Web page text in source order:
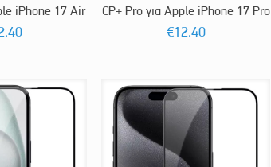
iPhone 17 Air
CP+ Pro για Apple iPhone 17 Pro
€12.40